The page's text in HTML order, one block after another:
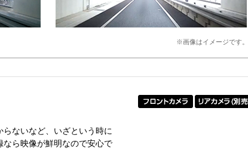
※画像はイメージです。
ないなど、いざという時に
ら映像が鮮明なので安心で